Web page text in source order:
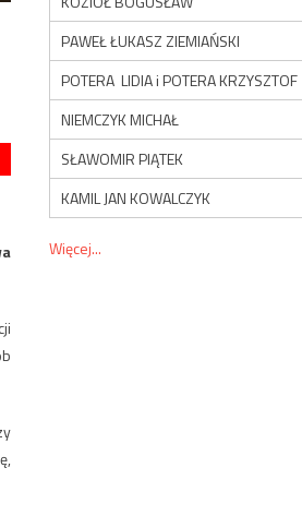
PAWEŁ ŁUKASZ ZIEMIAŃSKI
POTERA LIDIA i POTERA KRZYSZTOF
NIEMCZYK MICHAŁ
SŁAWOMIR PIĄTEK
KAMIL JAN KOWALCZYK
Więcej...